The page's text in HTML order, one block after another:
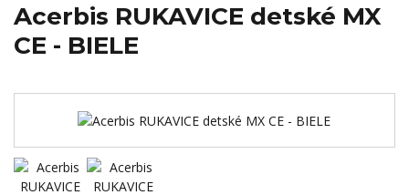
Acerbis RUKAVICE detské MX
CE - BIELE